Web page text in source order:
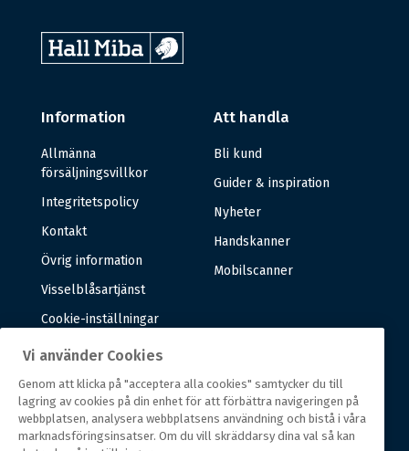
Information
Allmänna
försäljningsvillkor
Integritetspolicy
Kontakt
Övrig information
Visselblåsartjänst
Cookie-inställningar
Att handla
Bli kund
Guider & inspiration
Nyheter
Handskanner
Mobilscanner
Om oss
Vår historia
Vi använder Cookies
Genom att klicka på "acceptera alla cookies" samtycker du till
lagring av cookies på din enhet för att förbättra navigeringen på
webbplatsen, analysera webbplatsens användning och bistå i våra
marknadsföringsinsatser. Om du vill skräddarsy dina val så kan